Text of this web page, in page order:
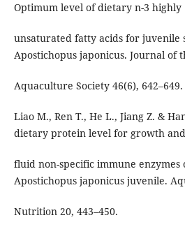
Optimum level of dietary n-3 highly
unsaturated fatty acids for juvenile
Apostichopus japonicus. Journal of
Aquaculture Society 46(6), 642–649.
Liao M., Ren T., He L., Jiang Z. &
dietary protein level for growth
fluid non-specific immune enzymes
Apostichopus japonicus juvenile.
Nutrition 20, 443–450.